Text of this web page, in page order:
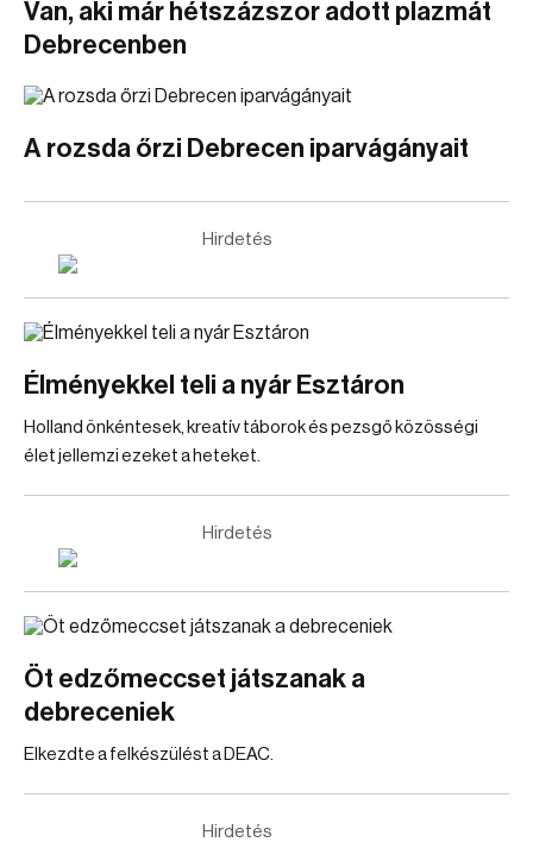
Van, aki már hétszázszor adott plazmát
Debrecenben
A rozsda őrzi Debrecen iparvágányait
Hirdetés
Élményekkel teli a nyár Esztáron
Holland önkéntesek, kreatív táborok és pezsgő közösségi
élet jellemzi ezeket a heteket.
Hirdetés
Öt edzőmeccset játszanak a
debreceniek
Elkezdte a felkészülést a DEAC.
Hirdetés